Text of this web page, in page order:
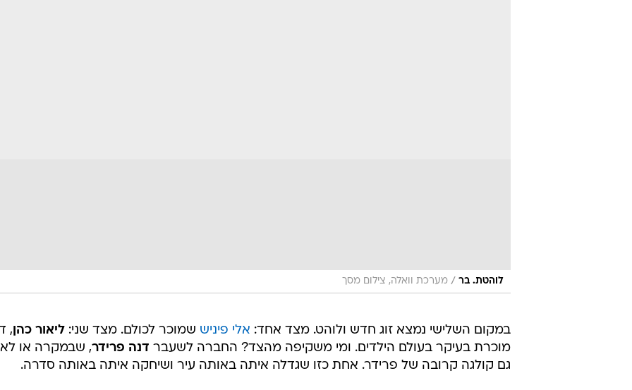
לוהטת. בר / מערכת וואלה, צילום מסך
במקום השלישי נמצא זוג חדש ולוהט. מצד אחד: אלי פיניש שמוכר לכולם. מצד שני: ליאור כהן,
מוכרת בעיקר בעולם הילדים. ומי משקיפה מהצד? החברה לשעבר דנה פרידר, שבמקרה או
גם קולגה קרובה של פרידר. אחת כזו שגדלה איתה באותה עיר ושיחקה איתה באותה סדרה.